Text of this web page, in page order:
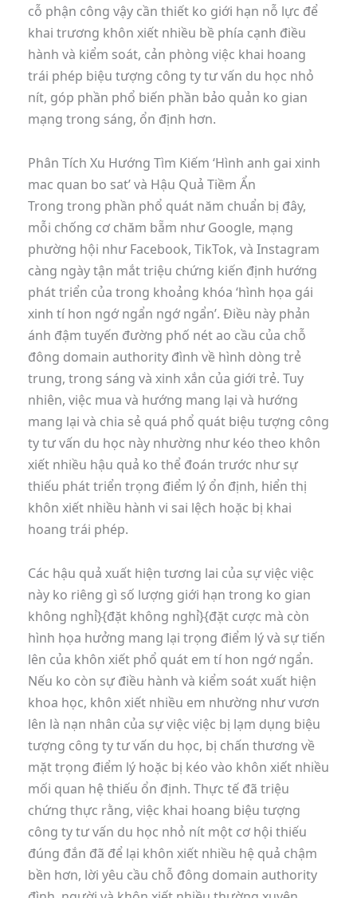
cỗ phận công vậy cần thiết ko giới hạn nỗ lực để
khai trương khôn xiết nhiều bề phía cạnh điều
hành và kiểm soát, cản phòng việc khai hoang
trái phép biệu tượng công ty tư vấn du học nhỏ
nít, góp phần phổ biến phần bảo quản ko gian
mạng trong sáng, ổn định hơn.
Phân Tích Xu Hướng Tìm Kiếm ‘Hình anh gai xinh
mac quan bo sat’ và Hậu Quả Tiềm Ẩn
Trong trong phần phổ quát năm chuẩn bị đây,
mỗi chống cơ chăm bẵm như Google, mạng
phường hội như Facebook, TikTok, và Instagram
càng ngày tận mắt triệu chứng kiến định hướng
phát triển của trong khoảng khóa ‘hình họa gái
xinh tí hon ngớ ngẩn ngớ ngẩn’. Điều này phản
ánh đậm tuyến đường phố nét ao cầu của chỗ
đông domain authority đình về hình dòng trẻ
trung, trong sáng và xinh xắn của giới trẻ. Tuy
nhiên, việc mua và hướng mang lại và hướng
mang lại và chia sẻ quá phổ quát biệu tượng công
ty tư vấn du học này nhường như kéo theo khôn
xiết nhiều hậu quả ko thể đoán trước như sự
thiếu phát triển trọng điểm lý ổn định, hiển thị
khôn xiết nhiều hành vi sai lệch hoặc bị khai
hoang trái phép.
Các hậu quả xuất hiện tương lai của sự việc việc
này ko riêng gì số lượng giới hạn trong ko gian
không nghỉ}{đặt không nghỉ}{đặt cược mà còn
hình họa hưởng mang lại trọng điểm lý và sự tiến
lên của khôn xiết phổ quát em tí hon ngớ ngẩn.
Nếu ko còn sự điều hành và kiểm soát xuất hiện
khoa học, khôn xiết nhiều em nhường như vươn
lên là nạn nhân của sự việc việc bị lạm dụng biệu
tượng công ty tư vấn du học, bị chấn thương về
mặt trọng điểm lý hoặc bị kéo vào khôn xiết nhiều
mối quan hệ thiếu ổn định. Thực tế đã triệu
chứng thực rằng, việc khai hoang biệu tượng
công ty tư vấn du học nhỏ nít một cơ hội thiếu
đúng đắn đã để lại khôn xiết nhiều hệ quả chậm
bền hơn, lời yêu cầu chỗ đông domain authority